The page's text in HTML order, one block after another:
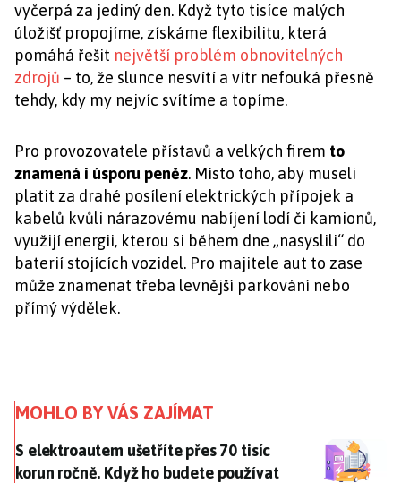
vyčerpá za jediný den. Když tyto tisíce malých
úložišť propojíme, získáme flexibilitu, která
pomáhá řešit největší problém obnovitelných
zdrojů – to, že slunce nesvítí a vítr nefouká přesně
tehdy, kdy my nejvíc svítíme a topíme.
Pro provozovatele přístavů a velkých firem to
znamená i úsporu peněz. Místo toho, aby museli
platit za drahé posílení elektrických přípojek a
kabelů kvůli nárazovému nabíjení lodí či kamionů,
využijí energii, kterou si během dne „nasyslili“ do
baterií stojících vozidel. Pro majitele aut to zase
může znamenat třeba levnější parkování nebo
přímý výdělek.
MOHLO BY VÁS ZAJÍMAT
S elektroautem ušetříte přes 70 tisíc korun ročně.
S elektroautem ušetříte přes 70 tisíc
korun ročně. Když ho budete používat